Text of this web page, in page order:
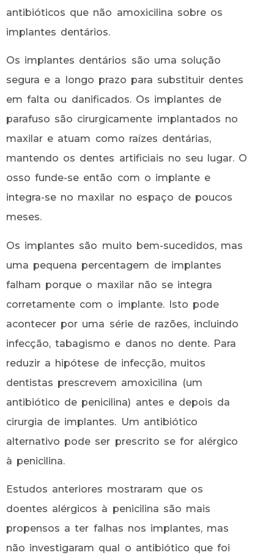
antibióticos que não amoxicilina sobre os
implantes dentários.
Os implantes dentários são uma solução
segura e a longo prazo para substituir dentes
em falta ou danificados. Os implantes de
parafuso são cirurgicamente implantados no
maxilar e atuam como raízes dentárias,
mantendo os dentes artificiais no seu lugar. O
osso funde-se então com o implante e
integra-se no maxilar no espaço de poucos
meses.
Os implantes são muito bem-sucedidos, mas
uma pequena percentagem de implantes
falham porque o maxilar não se integra
corretamente com o implante. Isto pode
acontecer por uma série de razões, incluindo
infecção, tabagismo e danos no dente. Para
reduzir a hipótese de infecção, muitos
dentistas prescrevem amoxicilina (um
antibiótico de penicilina) antes e depois da
cirurgia de implantes. Um antibiótico
alternativo pode ser prescrito se for alérgico
à penicilina.
Estudos anteriores mostraram que os
doentes alérgicos à penicilina são mais
propensos a ter falhas nos implantes, mas
não investigaram qual o antibiótico que foi